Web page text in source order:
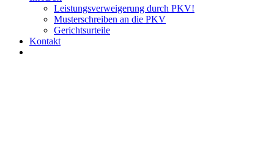
Leistungsverweigerung durch PKV!
Musterschreiben an die PKV
Gerichtsurteile
Kontakt